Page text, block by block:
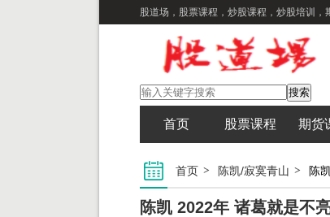
股道场，股票课程，炒股课程，炒股培训，
首页 股票课程 期货
首页 陈凯/寂寞青山 陈
陈凯 2022年 诸葛就是不